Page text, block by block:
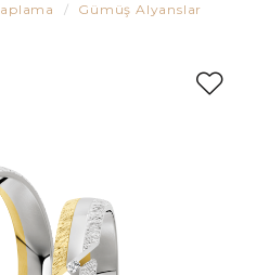
Gümüş Alyanslar